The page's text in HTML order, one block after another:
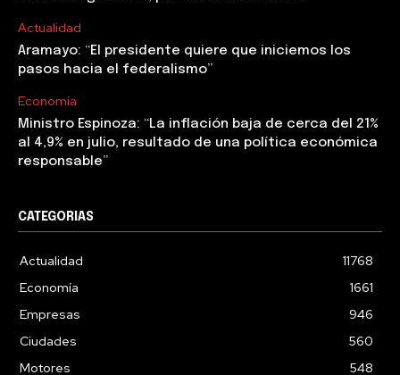
Actualidad
Aramayo: “El presidente quiere que iniciemos los
pasos hacia el federalismo”
Economía
Ministro Espinoza: “La inflación baja de cerca del 21%
al 4,9% en julio, resultado de una política económica
responsable”
CATEGORIAS
Actualidad
11768
Economía
1661
Empresas
946
Ciudades
560
Motores
548